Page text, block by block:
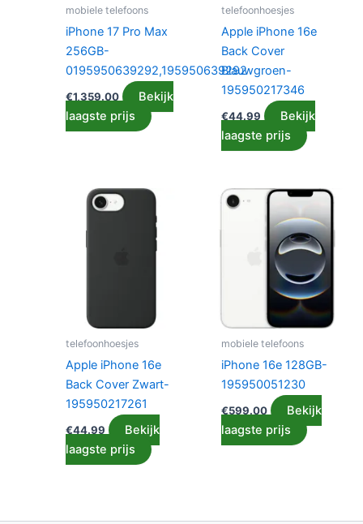
mobiele telefoons
iPhone 17 Pro Max
256GB-
0195950639292,195950639292
€1,359.00
Bekijk
laagste prijs
telefoonhoesjes
Apple iPhone 16e
Back Cover
Blauwgroen-
195950217346
€44.99
Bekijk
laagste prijs
telefoonhoesjes
Apple iPhone 16e
Back Cover Zwart-
195950217261
€44.99
Bekijk
laagste prijs
mobiele telefoons
iPhone 16e 128GB-
195950051230
€599.00
Bekijk
laagste prijs